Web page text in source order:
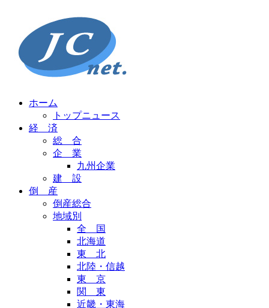
ホーム
トップニュース
経 済
総 合
企 業
九州企業
建 設
倒 産
倒産総合
地域別
全 国
北海道
東 北
北陸・信越
東 京
関 東
近畿・東海